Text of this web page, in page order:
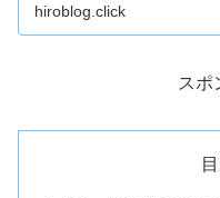
hiroblog.click
スポ